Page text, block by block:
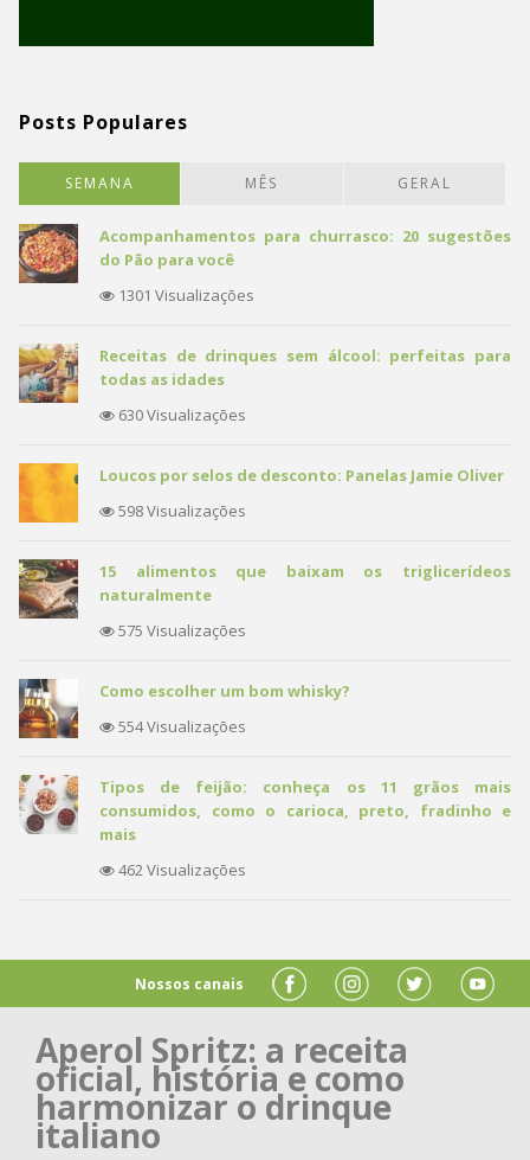
Posts Populares
SEMANA MÊS GERAL
Acompanhamentos para churrasco: 20 sugestões
do Pão para você
1301 Visualizações
Receitas de drinques sem álcool: perfeitas para
todas as idades
630 Visualizações
Loucos por selos de desconto: Panelas Jamie Oliver
598 Visualizações
15 alimentos que baixam os triglicerídeos
naturalmente
575 Visualizações
Como escolher um bom whisky?
554 Visualizações
Tipos de feijão: conheça os 11 grãos mais
consumidos, como o carioca, preto, fradinho e
mais
462 Visualizações
Nossos canais
Aperol Spritz: a receita
oficial, história e como
harmonizar o drinque
italiano